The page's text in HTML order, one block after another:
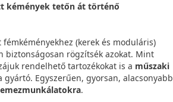
kémények tetőn át történő
(kerek és moduláris)
biztonságosan rögzítsék azokat. Mint
rendelhető tartozékokat is a műszaki
gyártó. Egyszerűen, gyorsan, alacsonyabb
.